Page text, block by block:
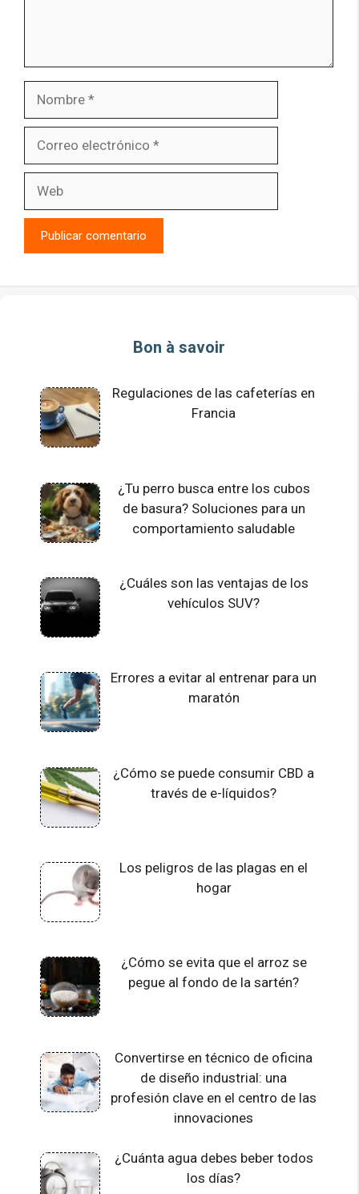
Bon à savoir
Regulaciones de las cafeterías en
Francia
¿Tu perro busca entre los cubos
de basura? Soluciones para un
comportamiento saludable
¿Cuáles son las ventajas de los
vehículos SUV?
Errores a evitar al entrenar para un
maratón
¿Cómo se puede consumir CBD a
través de e-líquidos?
Los peligros de las plagas en el
hogar
¿Cómo se evita que el arroz se
pegue al fondo de la sartén?
Convertirse en técnico de oficina
de diseño industrial: una
profesión clave en el centro de las
innovaciones
¿Cuánta agua debes beber todos
los días?